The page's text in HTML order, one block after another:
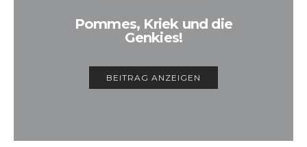
Pommes, Kriek und die
Genkies!
BEITRAG ANZEIGEN